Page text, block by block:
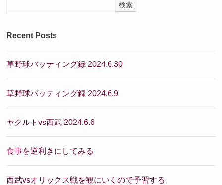
検索
Recent Posts
草野球バッティング録 2024.6.30
草野球バッティング録 2024.6.9
ヤクルトvs西武 2024.6.6
食事を逆利きにしてみる
西武vsオリックス戦を観にいくので予習する